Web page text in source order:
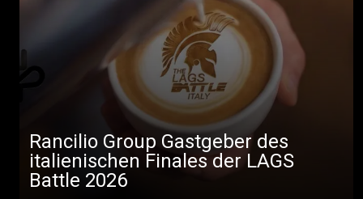
Rancilio Group Gastgeber des
italienischen Finales der LAGS
Battle 2026